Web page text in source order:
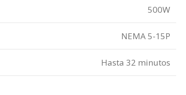
500W
NEMA 5-15P
Hasta 32 minutos